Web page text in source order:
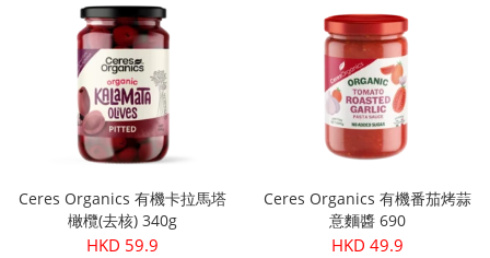
Ceres Organics 有機卡拉馬塔
橄欖(去核) 340g
HKD 59.9
Ceres Organics 有機番茄烤蒜
意麵醬 690
HKD 49.9